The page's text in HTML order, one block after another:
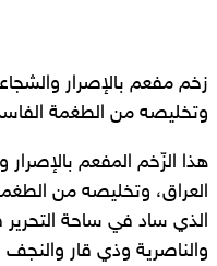
زخم مفعم بالإصرار
وتخليصه من الطغمة
هذا الزّخم المفعم
العراق، وتخليصه من
الذي ساد في ساحة التحرير
والناصرية وذي قار والنجف